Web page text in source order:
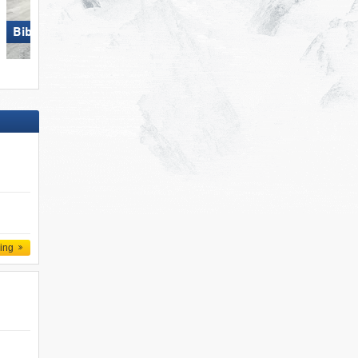
Biberwier – Marienberg Biberwier – Marienberg